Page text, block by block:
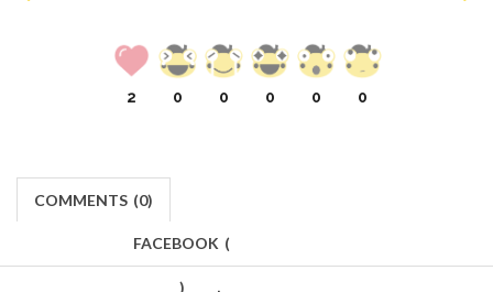
2 0 0 0 0 0
COMMENTS (0)
FACEBOOK (
)